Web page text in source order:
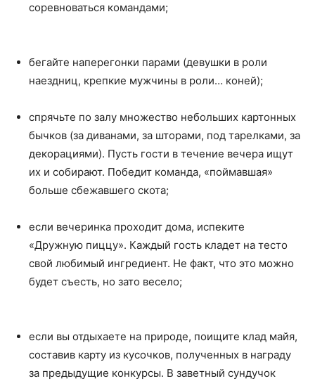
соревноваться командами;
бегайте наперегонки парами (девушки в роли
наездниц, крепкие мужчины в роли… коней);
спрячьте по залу множество небольших картонных
бычков (за диванами, за шторами, под тарелками, за
декорациями). Пусть гости в течение вечера ищут
их и собирают. Победит команда, «поймавшая»
больше сбежавшего скота;
если вечеринка проходит дома, испеките
«Дружную пиццу». Каждый гость кладет на тесто
свой любимый ингредиент. Не факт, что это можно
будет съесть, но зато весело;
если вы отдыхаете на природе, поищите клад майя,
составив карту из кусочков, полученных в награду
за предыдущие конкурсы. В заветный сундучок